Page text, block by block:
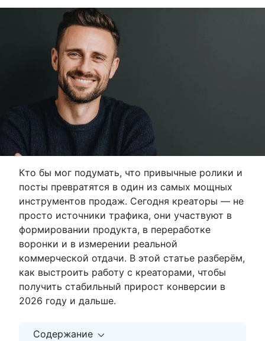
Кто бы мог подумать, что привычные ролики и
посты превратятся в один из самых мощных
инструментов продаж. Сегодня креаторы — не
просто источники трафика, они участвуют в
формировании продукта, в переработке
воронки и в измерении реальной
коммерческой отдачи. В этой статье разберём,
как выстроить работу с креаторами, чтобы
получить стабильный прирост конверсии в
2026 году и дальше.
Содержание